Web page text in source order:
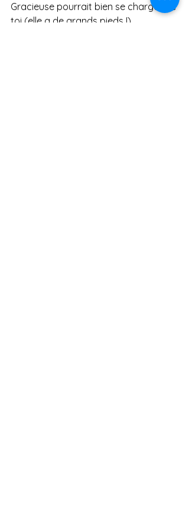
Gracieuse pourrait bien se charger de
toi (elle a de grands pieds !)